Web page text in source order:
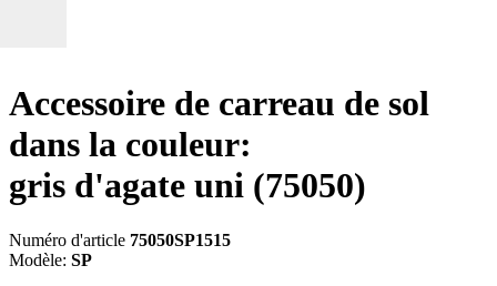
Accessoire de carreau de sol
dans la couleur:
gris d'agate uni (75050)
Numéro d'article 75050SP1515
Modèle: SP